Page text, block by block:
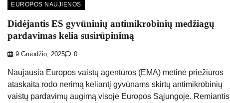
EUROPOS NAUJIENOS
Didėjantis ES gyvūninių antimikrobinių medžiagų
pardavimas kelia susirūpinimą
9 Gruodžio, 2025 0
Naujausia Europos vaistų agentūros (EMA) metinė priežiūros
ataskaita rodo nerimą keliantį gyvūnams skirtų antimikrobinių
vaistų pardavimų augimą visoje Europos Sąjungoje. Remiantis